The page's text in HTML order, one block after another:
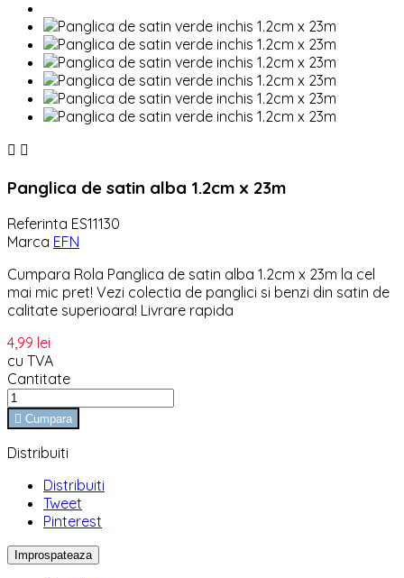
 
Panglica de satin alba 1.2cm x 23m
Referinta ES11130
Marca EFN
Cumpara Rola Panglica de satin alba 1.2cm x 23m la cel
mai mic pret! Vezi colectia de panglici si benzi din satin de
calitate superioara! Livrare rapida
4,99 lei
cu TVA
Cantitate
 Cumpara
Distribuiti
Distribuiti
Tweet
Pinterest